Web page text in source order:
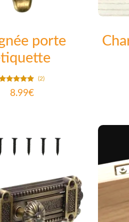
porte
Note
5.00
(2)
8.99€